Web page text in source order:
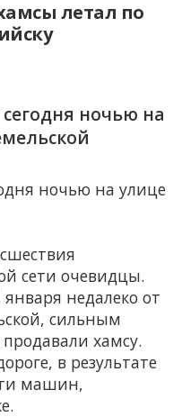
летал по
ночью на
ночью на улице
сети очевидцы.
недалеко от
сильным
хамсу.
в результате
машин,